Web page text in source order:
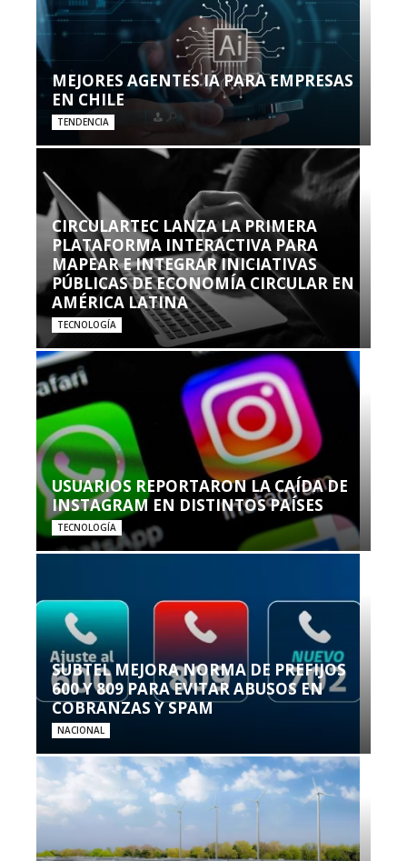
MEJORES AGENTES IA PARA EMPRESAS
EN CHILE
TENDENCIA
CIRCULARTEC LANZA LA PRIMERA
PLATAFORMA INTERACTIVA PARA
MAPEAR E INTEGRAR INICIATIVAS
PÚBLICAS DE ECONOMÍA CIRCULAR EN
AMÉRICA LATINA
TECNOLOGÍA
USUARIOS REPORTARON LA CAÍDA DE
INSTAGRAM EN DISTINTOS PAÍSES
TECNOLOGÍA
SUBTEL MEJORA NORMA DE PREFIJOS
600 Y 809 PARA EVITAR ABUSOS EN
COBRANZAS Y SPAM
NACIONAL